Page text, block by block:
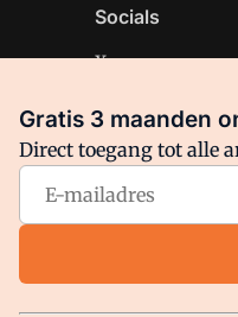
Socials
X
Facebook
Arbo is
Gratis 3 maanden
Direct toegang tot alle